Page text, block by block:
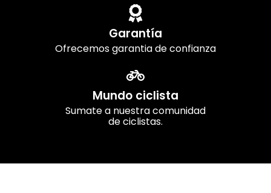
Garantía
Ofrecemos garantia de confianza
Mundo ciclista
Sumate a nuestra comunidad
de ciclistas.